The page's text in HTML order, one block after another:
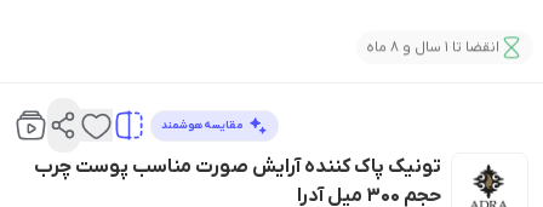
مقایسه هوشمند
تونیک پاک کننده آرایش صورت مناسب پوست چرب
حجم 300 میل آدرا